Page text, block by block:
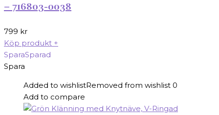
– 716803-0038
799 kr
Köp produkt +
SparaSparad
Spara
Added to wishlistRemoved from wishlist 0
Add to compare